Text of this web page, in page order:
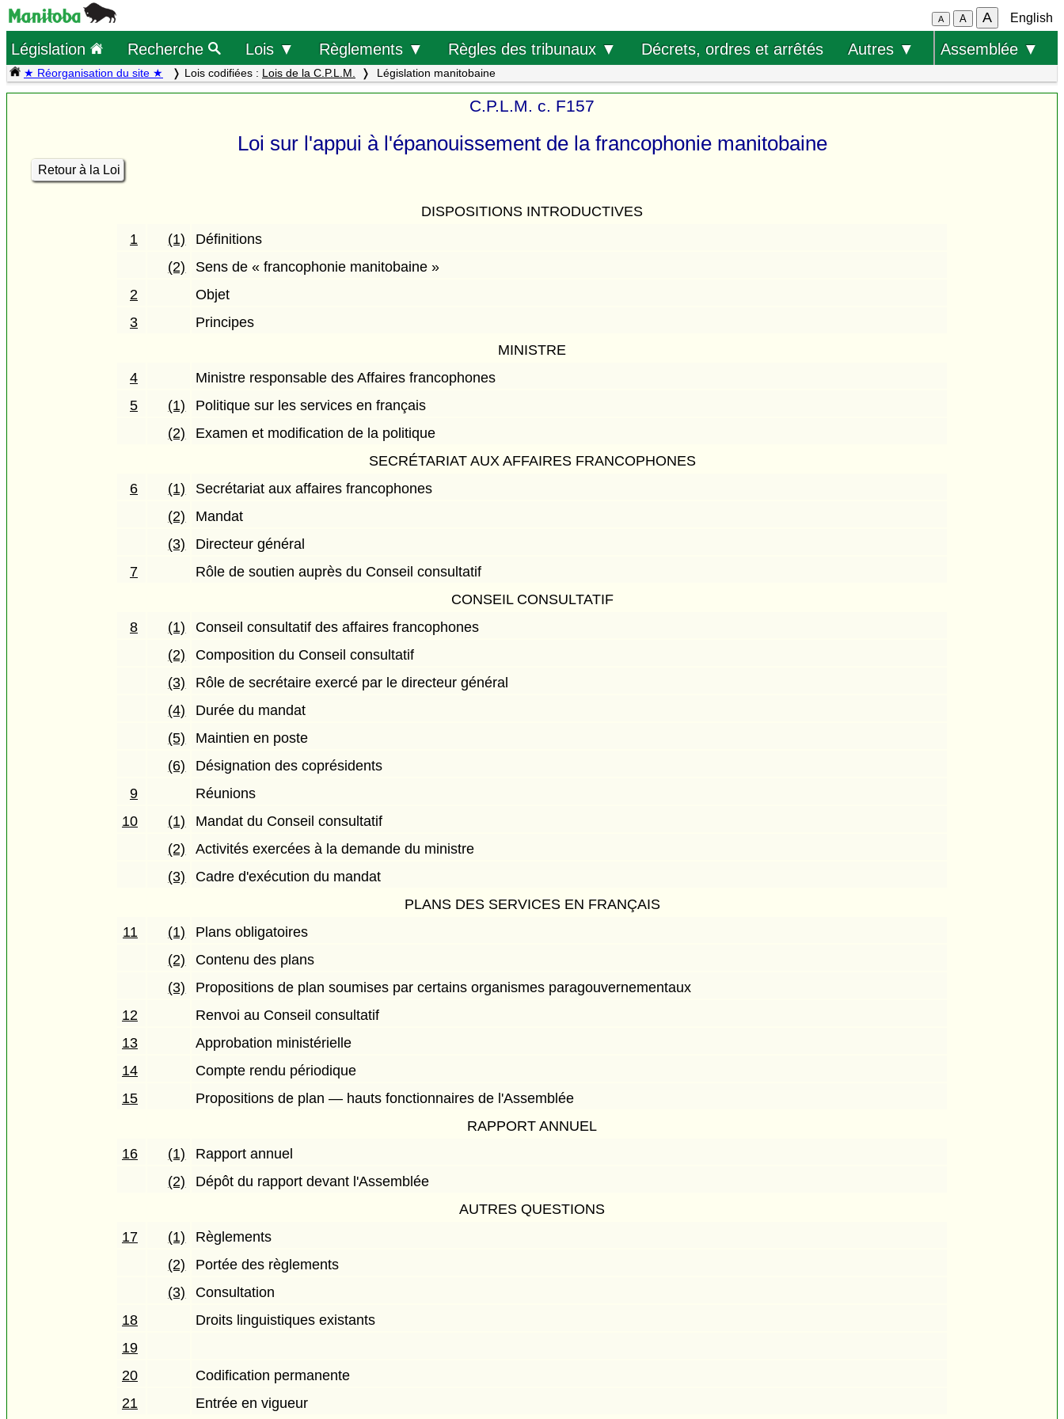
A A A English
Législation Recherche Lois ▼ Règlements ▼ Règles des tribunaux ▼ Décrets, ordres et arrêtés Autres ▼ Assemblée ▼
★ Réorganisation du site ★ Lois codifiées : Lois de la C.P.L.M. Législation manitobaine
C.P.L.M. c. F157
Loi sur l'appui à l'épanouissement de la francophonie manitobaine
Retour à la Loi
DISPOSITIONS INTRODUCTIVES
1
(1)
Définitions
(2)
Sens de « francophonie manitobaine »
2
Objet
3
Principes
MINISTRE
4
Ministre responsable des Affaires francophones
5
(1)
Politique sur les services en français
(2)
Examen et modification de la politique
SECRÉTARIAT AUX AFFAIRES FRANCOPHONES
6
(1)
Secrétariat aux affaires francophones
(2)
Mandat
(3)
Directeur général
7
Rôle de soutien auprès du Conseil consultatif
CONSEIL CONSULTATIF
8
(1)
Conseil consultatif des affaires francophones
(2)
Composition du Conseil consultatif
(3)
Rôle de secrétaire exercé par le directeur général
(4)
Durée du mandat
(5)
Maintien en poste
(6)
Désignation des coprésidents
9
Réunions
10
(1)
Mandat du Conseil consultatif
(2)
Activités exercées à la demande du ministre
(3)
Cadre d'exécution du mandat
PLANS DES SERVICES EN FRANÇAIS
11
(1)
Plans obligatoires
(2)
Contenu des plans
(3)
Propositions de plan soumises par certains organismes paragouvernementaux
12
Renvoi au Conseil consultatif
13
Approbation ministérielle
14
Compte rendu périodique
15
Propositions de plan — hauts fonctionnaires de l'Assemblée
RAPPORT ANNUEL
16
(1)
Rapport annuel
(2)
Dépôt du rapport devant l'Assemblée
AUTRES QUESTIONS
17
(1)
Règlements
(2)
Portée des règlements
(3)
Consultation
18
Droits linguistiques existants
19
20
Codification permanente
21
Entrée en vigueur